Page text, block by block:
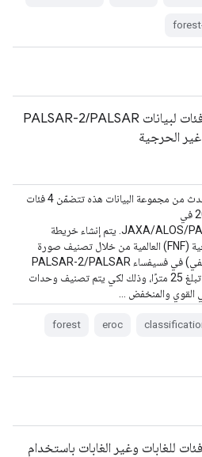
خريطة عالمية من 3 فئات لبيانات PALSAR-2/PALSAR
الحرجية
يمكن العثور على نسخة أحدث من مجموعة البيانات هذه تتضمّن 4 فئات
للفترة من 2017 إلى 2020 في
JAXA/ALOS/PALSAR/YEARLY/FNF4. يتم إنشاء خريطة
الغابات/المناطق غير الحرجية (FNF) العالمية من خلال تصنيف صورة
SAR (معامل التشتّت الخلفي) في فسيفساء PALSAR-2/PALSAR
SAR العالمية بدقة مكانية تبلغ 25 مترًا، وذلك لكي يتم تصنيف وحدات
القوي والمنخفض …
eroc
forest
خريطة عالمية من 4 فئات للغابات وغير الغابات باستخدام